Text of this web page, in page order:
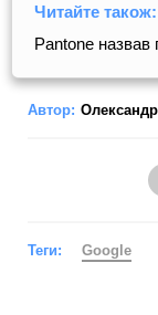
Читайте також:
Pantone назвав
Автор:
Теги: Google